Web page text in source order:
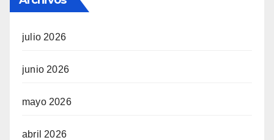
julio 2026
junio 2026
mayo 2026
abril 2026